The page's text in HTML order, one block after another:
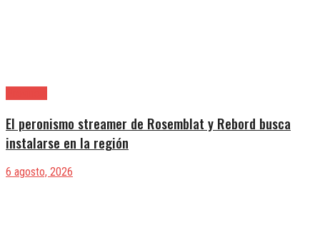
El peronismo streamer de Rosemblat y Rebord busca
instalarse en la región
6 agosto, 2026